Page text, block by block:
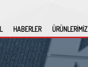
HABERLER ÜRÜNLERİMİZ